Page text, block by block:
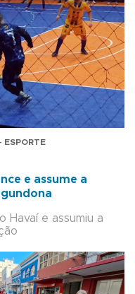
e assume a
Havaí e assumiu a